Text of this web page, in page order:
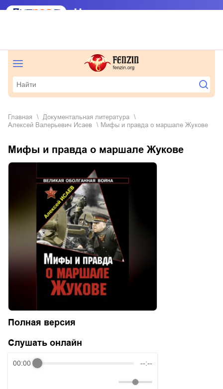
Главная
документальная литература
Алексей Валерьевич Исаев
Мифы и правда о маршале Жукове
Мифы и правда о маршале Жукове
Полная версия
Слушать онлайн
00:00 --:--